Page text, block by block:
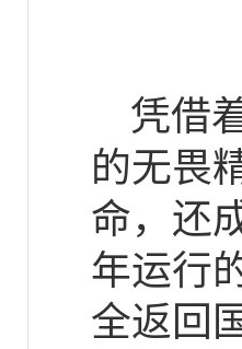
凭借
的无畏
命，还
年运行
全返回